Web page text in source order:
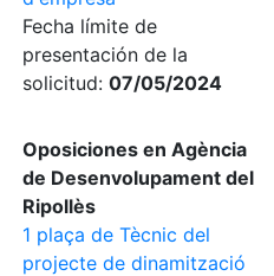
Fecha límite de
presentación de la
solicitud: 07/05/2024
Oposiciones en Agència
de Desenvolupament del
Ripollès
1 plaça de Tècnic del
projecte de dinamització